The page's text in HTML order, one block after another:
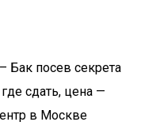
Бак посев секрета
сдать, цена —
в Москве